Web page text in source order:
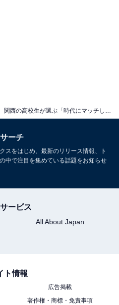
ーチ
スをはじめ、最新のリリース情報、ト
中で注目を集めている話題をお知らせ
ービス
All About Japan
ト情報
広告掲載
著作権・商標・免責事項